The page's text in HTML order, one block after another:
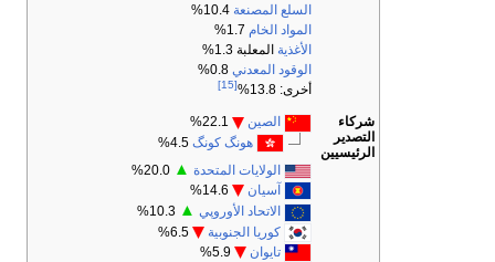
السلع المصنعة
المواد الخام
الأغذية المعلبة 1.3%
الوقود المعدني
أخرى: 13.8%
[15]
شركاء
التصدير
الرئيسيين
الصين
هونگ كونگ4.5%
الولايات المتحدة ▲
آسيان
الاتحاد الأوروپي ▲
كوريا الجنوبية
تايوان